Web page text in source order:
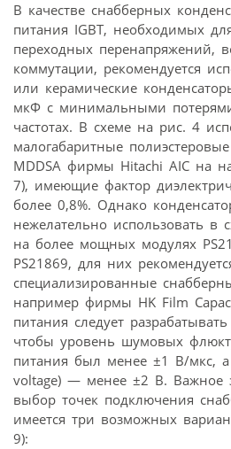
В качестве снабберных
питания IGBT, необходимых
переходных перенапряжений,
коммутации, рекомендуется
или керамические
мкФ с минимальными
частотах. В схеме на рис. 4
малогабаритные
MDDSA фирмы Hitachi AIC на
7), имеющие фактор
более 0,8%. Однако
нежелательно использовать в
на более мощных модулях
PS21869, для них
специализированные
например фирмы HK Film
питания следует
чтобы уровень шумовых
питания был менее ±1 В/мкс,
voltage) — менее ±2 В. Важное
выбор точек подключения
имеется три возможных
9):